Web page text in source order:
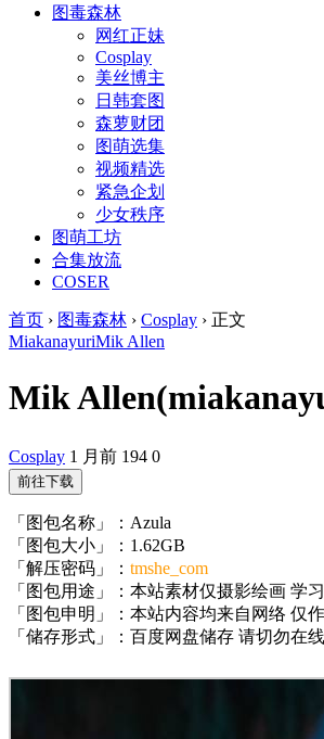
图毒森林
网红正妹
Cosplay
美丝博主
日韩套图
森萝财团
图萌选集
视频精选
紧急企划
少女秩序
图萌工坊
合集放流
COSER
首页 › 图毒森林 › Cosplay › 正文
MiakanayuriMik Allen
Mik
Cosplay 1 月前 194 0
前往下载
「图包名称」：Azula
「图包大小」：1.62GB
「解压密码」： tmshe_com
「图包用途」：本站素材仅摄影绘画 学
「图包申明」：本站内容均来自网络 仅
「储存形式」：百度网盘储存 请切勿在